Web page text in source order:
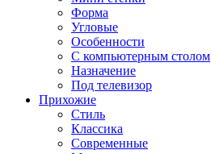
Форма
Угловые
Особенности
С компьютерным столом
Назначение
Под телевизор
Прихожие
Стиль
Классика
Современные